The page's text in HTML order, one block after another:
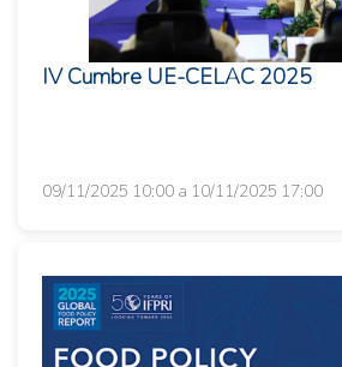
IV Cumbre UE-CELAC 2025
09/11/2025 10:00 a 10/11/2025 17:00